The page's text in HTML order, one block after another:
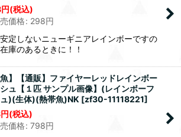
円(税込)
価格: 298円
定しないニューギニアレインボーですの
庫のあるときに！！
魚】【通販】ファイヤーレッドレインボー
ュ【１匹 サンプル画像】(レインボーフ
)(生体)(熱帯魚)NK [zf30-11118221]
円(税込)
価格: 798円